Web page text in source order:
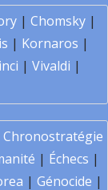
| Chomsky|
| Kornaros |
| Vivaldi |
Chronostratégie
| Échecs |
| Génocide |